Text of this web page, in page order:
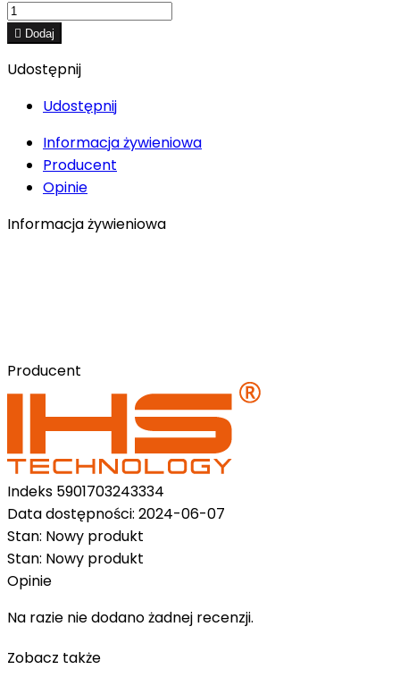
 Dodaj
Udostępnij
Udostępnij
Informacja żywieniowa
Producent
Opinie
Informacja żywieniowa
Producent
Indeks 5901703243334
Data dostępności: 2024-06-07
Stan: Nowy produkt
Stan: Nowy produkt
Opinie
Na razie nie dodano żadnej recenzji.
Zobacz także